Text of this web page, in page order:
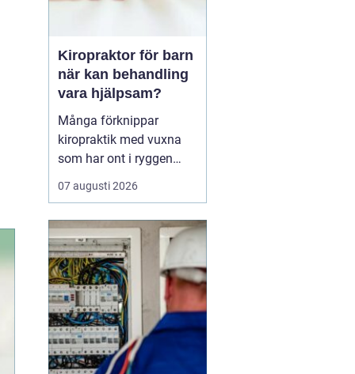
Kiropraktor för barn
när kan behandling
vara hjälpsam?
Många förknippar
kiropraktik med vuxna
som har ont i ryggen
eller nacken. Men barns
kroppar är i ständig
för påfrestningar från
graviditet och
förlossning, fall i
lekparken, snabb tillväxt
och ibland hård
idrottsträning. Därför...
07 augusti 2026